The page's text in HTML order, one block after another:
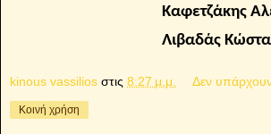
Καφετζάκης
Λιβαδάς
kinous vassilios στις 8:27 μ.μ. Δεν
Κοινή χρήση